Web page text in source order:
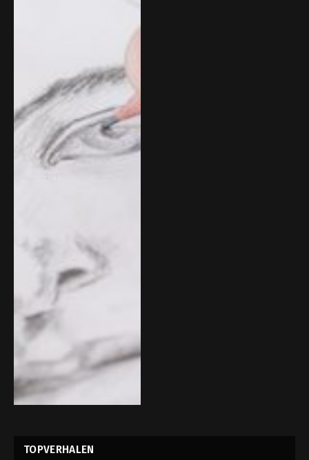
TOPVERHALEN